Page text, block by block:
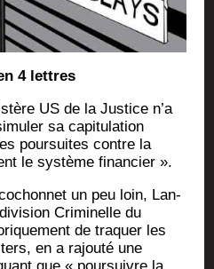
4 lettres
US de la Jus­tice n’a
sa capi­tu­la­tion
pour­suites contre la
le sys­tème financier ».
un peu loin, Lan­
Cri­mi­nelle du
de tra­quer les
en a rajou­té une
que « pour­suivre la